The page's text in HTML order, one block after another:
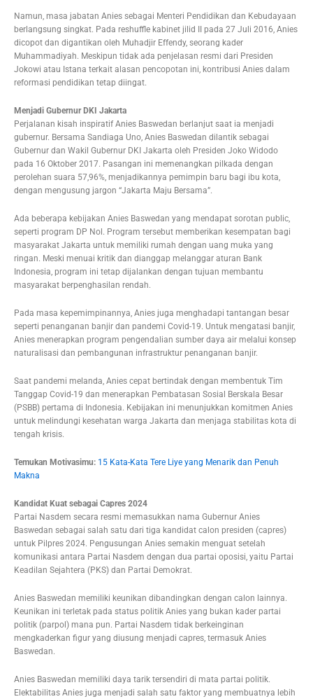
Namun, masa jabatan Anies sebagai Menteri Pendidikan dan Kebudayaan
berlangsung singkat. Pada reshuffle kabinet jilid II pada 27 Juli 2016, Anies
dicopot dan digantikan oleh Muhadjir Effendy, seorang kader
Muhammadiyah. Meskipun tidak ada penjelasan resmi dari Presiden
Jokowi atau Istana terkait alasan pencopotan ini, kontribusi Anies dalam
reformasi pendidikan tetap diingat.
Menjadi Gubernur DKI Jakarta
Perjalanan kisah inspiratif Anies Baswedan berlanjut saat ia menjadi
gubernur. Bersama Sandiaga Uno, Anies Baswedan dilantik sebagai
Gubernur dan Wakil Gubernur DKI Jakarta oleh Presiden Joko Widodo
pada 16 Oktober 2017. Pasangan ini memenangkan pilkada dengan
perolehan suara 57,96%, menjadikannya pemimpin baru bagi ibu kota,
dengan mengusung jargon “Jakarta Maju Bersama”.
Ada beberapa kebijakan Anies Baswedan yang mendapat sorotan public,
seperti program DP Nol. Program tersebut memberikan kesempatan bagi
masyarakat Jakarta untuk memiliki rumah dengan uang muka yang
ringan. Meski menuai kritik dan dianggap melanggar aturan Bank
Indonesia, program ini tetap dijalankan dengan tujuan membantu
masyarakat berpenghasilan rendah.
Pada masa kepemimpinannya, Anies juga menghadapi tantangan besar
seperti penanganan banjir dan pandemi Covid-19. Untuk mengatasi banjir,
Anies menerapkan program pengendalian sumber daya air melalui konsep
naturalisasi dan pembangunan infrastruktur penanganan banjir.
Saat pandemi melanda, Anies cepat bertindak dengan membentuk Tim
Tanggap Covid-19 dan menerapkan Pembatasan Sosial Berskala Besar
(PSBB) pertama di Indonesia. Kebijakan ini menunjukkan komitmen Anies
untuk melindungi kesehatan warga Jakarta dan menjaga stabilitas kota di
tengah krisis.
Temukan Motivasimu: 15 Kata-Kata Tere Liye yang Menarik dan Penuh
Makna
Kandidat Kuat sebagai Capres 2024
Partai Nasdem secara resmi memasukkan nama Gubernur Anies
Baswedan sebagai salah satu dari tiga kandidat calon presiden (capres)
untuk Pilpres 2024. Pengusungan Anies semakin menguat setelah
komunikasi antara Partai Nasdem dengan dua partai oposisi, yaitu Partai
Keadilan Sejahtera (PKS) dan Partai Demokrat.
Anies Baswedan memiliki keunikan dibandingkan dengan calon lainnya.
Keunikan ini terletak pada status politik Anies yang bukan kader partai
politik (parpol) mana pun. Partai Nasdem tidak berkeinginan
mengkaderkan figur yang diusung menjadi capres, termasuk Anies
Baswedan.
Anies Baswedan memiliki daya tarik tersendiri di mata partai politik.
Elektabilitas Anies juga menjadi salah satu faktor yang membuatnya lebih